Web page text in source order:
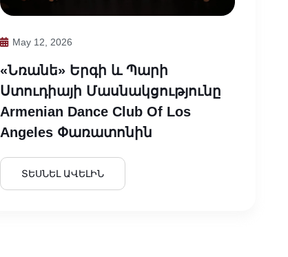
May 12, 2026
«Նռանե» Երգի ԵՒ Պարի
Ստուդիայի Մասնակցությունը
Armenian Dance Club Of Los
Angeles Փառատոնին
ՏԵՍՆԵԼ ԱՎԵԼԻՆ